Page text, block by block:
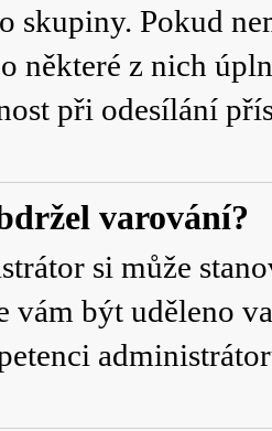
skupiny. Pokud
některé z nich
při odesílání
varování?
si může
vám být uděleno